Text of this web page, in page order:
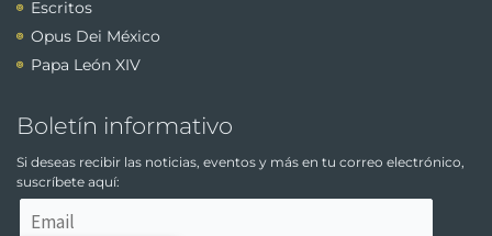
Escritos
Opus Dei México
Papa León XIV
Boletín informativo
Si deseas recibir las noticias, eventos y más en tu correo electrónico,
suscríbete aquí: